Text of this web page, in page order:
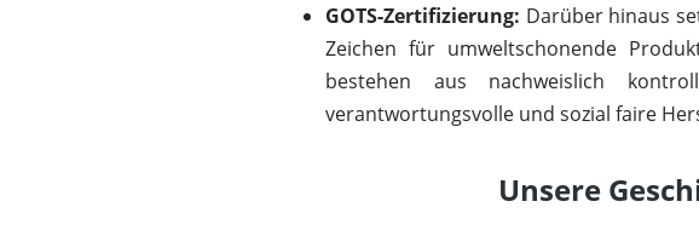
GOTS-Zertifizierung: Darüber hinaus
Zeichen für umweltschonende
bestehen aus nachweislich
verantwortungsvolle und sozial faire
Unsere